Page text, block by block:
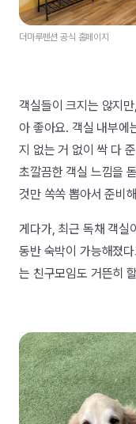
더마루펜션 공식 홈페이지
객실들이 크지는 않지
아 좋아요. 객실 내부에
지 없는 거 없이 싹 다
초깔끔한 객실 느낌을
것만 쏙쏙 뽑아서 준비
게다가, 최근 독채 객실
동반 숙박이 가능해졌
는 친구모임도 거뜬히